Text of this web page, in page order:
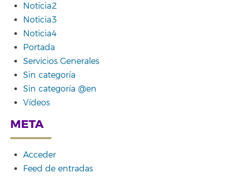
Noticia2
Noticia3
Noticia4
Portada
Servicios Generales
Sin categoría
Sin categoría @en
Vídeos
META
Acceder
Feed de entradas